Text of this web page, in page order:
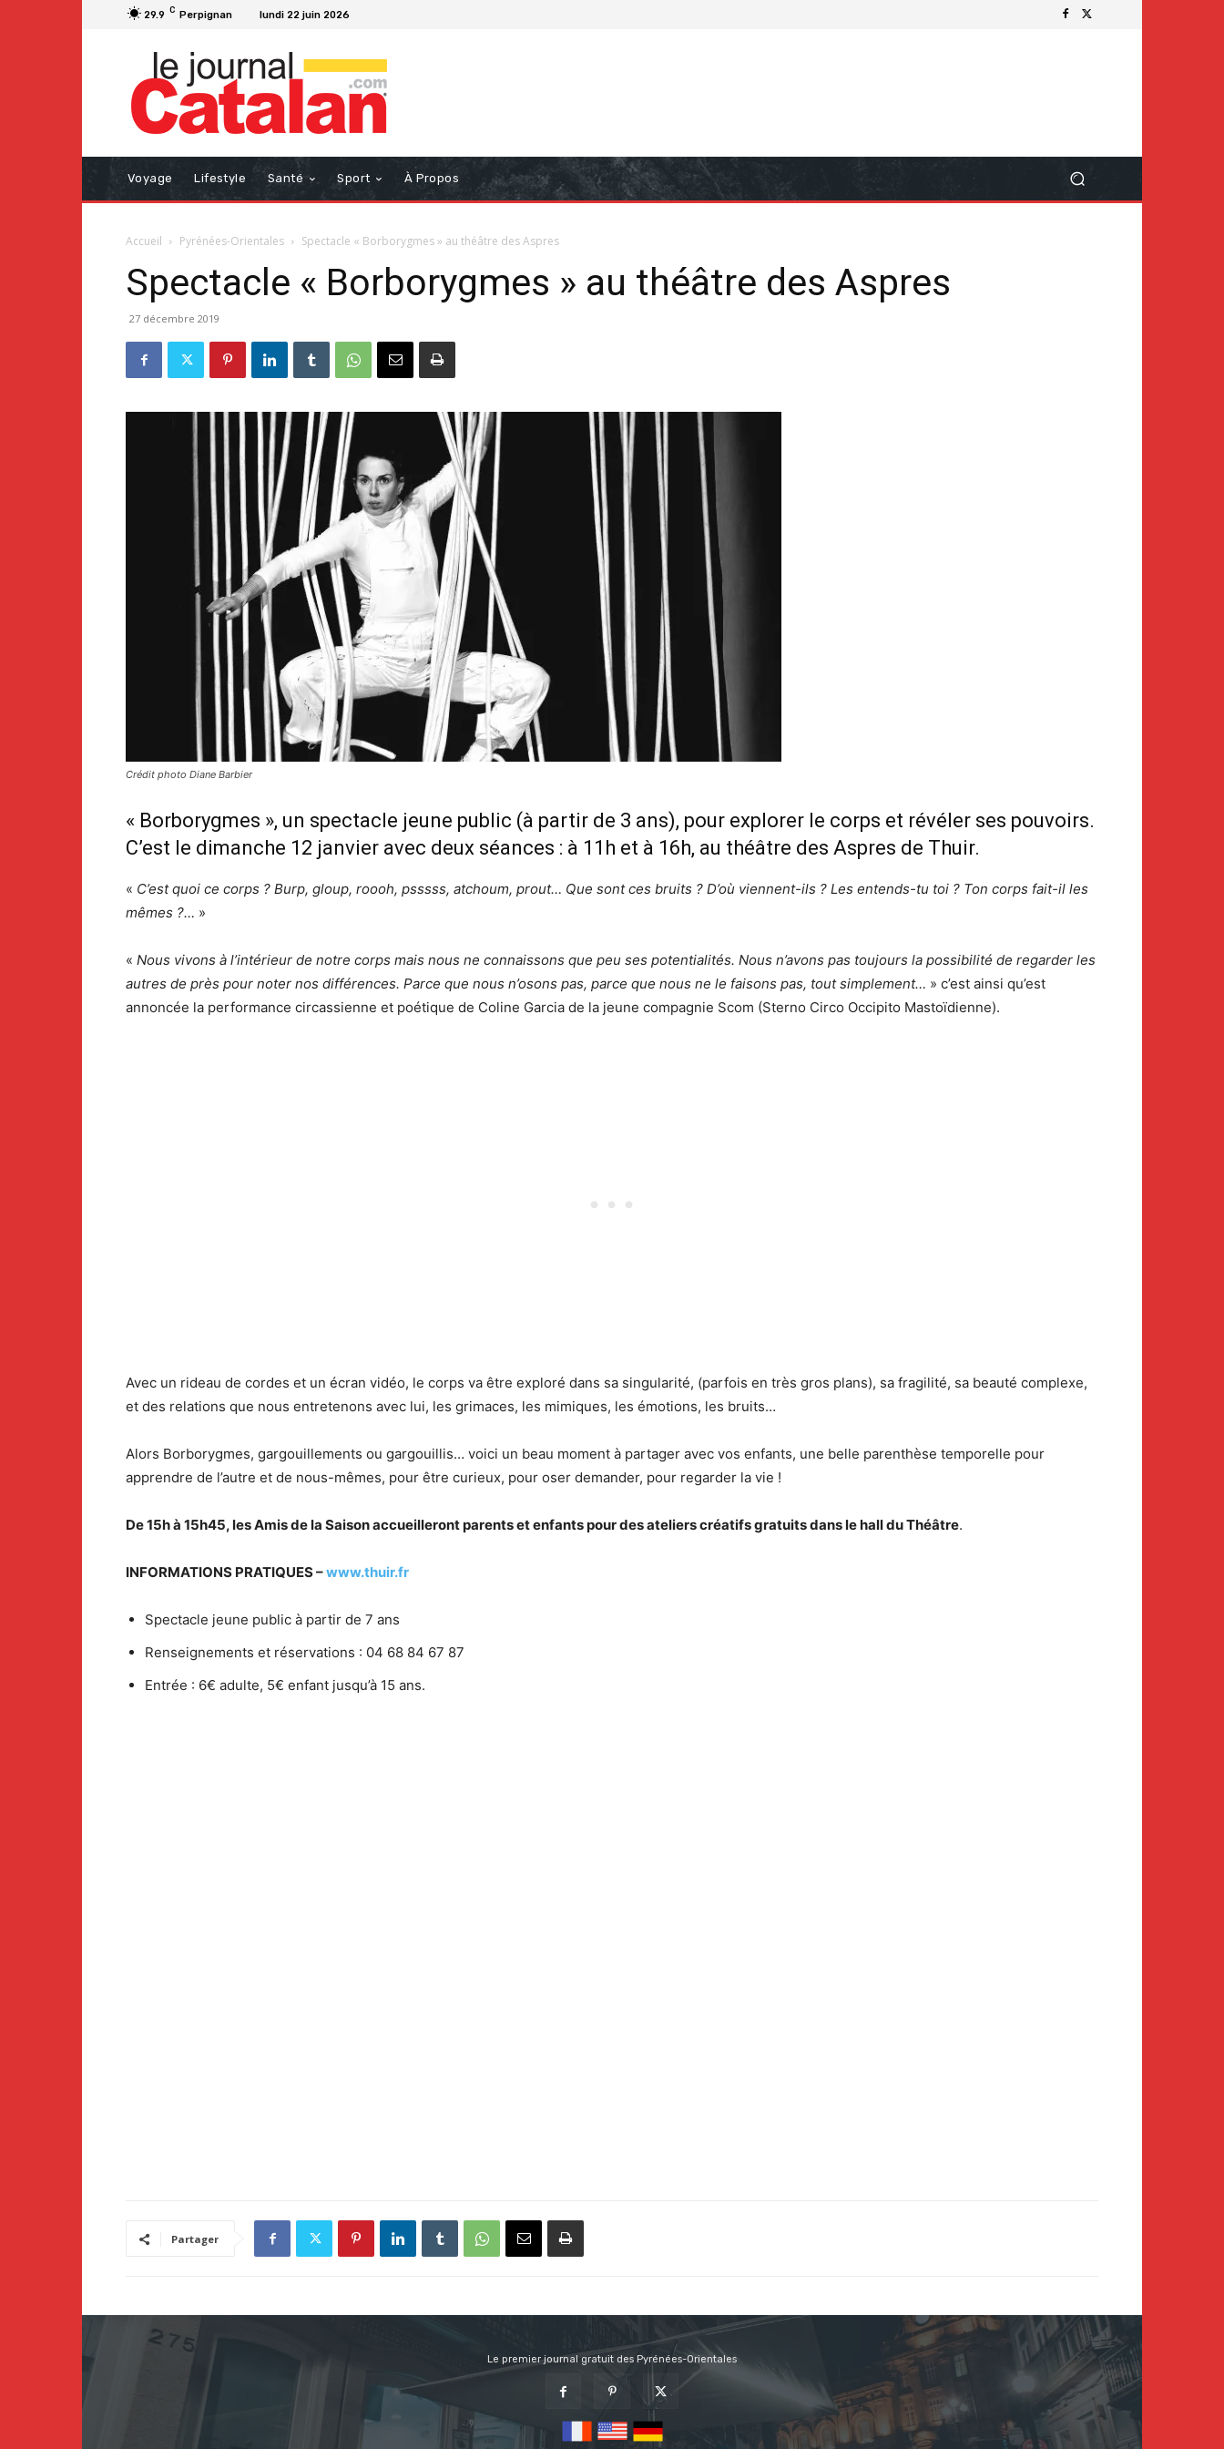
29.9 C Perpignan lundi 22 juin 2026
Voyage Lifestyle Santé Sport À Propos
Accueil Pyrénées-Orientales Spectacle « Borborygmes » au théâtre des Aspres
Spectacle « Borborygmes » au théâtre des Aspres
27 décembre 2019
Crédit photo Diane Barbier
« Borborygmes », un spectacle jeune public (à partir de 3 ans), pour explorer le corps et révéler ses pouvoirs.
C’est le dimanche 12 janvier avec deux séances : à 11h et à 16h, au théâtre des Aspres de Thuir.
« C’est quoi ce corps ? Burp, gloup, roooh, psssss, atchoum, prout… Que sont ces bruits ? D’où viennent-ils ? Les entends-tu toi ? Ton corps fait-il les
mêmes ?… »
« Nous vivons à l’intérieur de notre corps mais nous ne connaissons que peu ses potentialités. Nous n’avons pas toujours la possibilité de regarder les
autres de près pour noter nos différences. Parce que nous n’osons pas, parce que nous ne le faisons pas, tout simplement… » c’est ainsi qu’est
annoncée la performance circassienne et poétique de Coline Garcia de la jeune compagnie Scom (Sterno Circo Occipito Mastoïdienne).
Avec un rideau de cordes et un écran vidéo, le corps va être exploré dans sa singularité, (parfois en très gros plans), sa fragilité, sa beauté complexe,
et des relations que nous entretenons avec lui, les grimaces, les mimiques, les émotions, les bruits…
Alors Borborygmes, gargouillements ou gargouillis… voici un beau moment à partager avec vos enfants, une belle parenthèse temporelle pour
apprendre de l’autre et de nous-mêmes, pour être curieux, pour oser demander, pour regarder la vie !
De 15h à 15h45, les Amis de la Saison accueilleront parents et enfants pour des ateliers créatifs gratuits dans le hall du Théâtre.
INFORMATIONS PRATIQUES –www.thuir.fr
Spectacle jeune public à partir de 7 ans
Renseignements et réservations : 04 68 84 67 87
Entrée : 6€ adulte, 5€ enfant jusqu’à 15 ans.
Partager
Le premier journal gratuit des Pyrénées-Orientales